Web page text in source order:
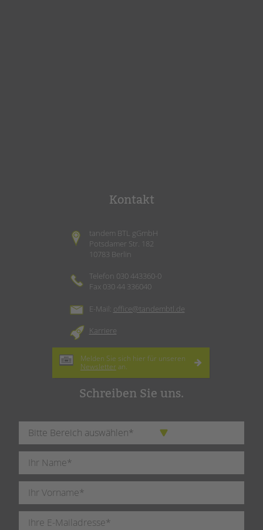
Kontakt
tandem BTL gGmbH
Potsdamer Str. 182
10783 Berlin
Telefon 030 443360-0
Fax 030 44 336040
E-Mail: office@tandembtl.de
Karriere
Melden Sie sich hier für unseren
Newsletter an.
Schreiben Sie uns.